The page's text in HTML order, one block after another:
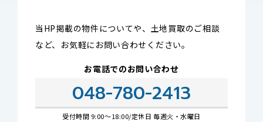
当HP掲載の物件についてや、土地買取のご相談
など、 お気軽にお問い合わせください。
お電話でのお問い合わせ
048-780-2413
受付時間 9:00～18:00/定休日 毎週火・水曜日